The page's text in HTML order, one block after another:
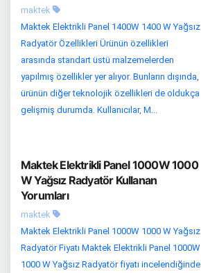
maktek
Maktek Elektrikli Panel 1400W 1400 W Yağsız
Radyatör Özellikleri Ürünün özellikleri
arasında standart üstü malzemelerden
yapılmış özellikler yer alıyor. Bunların dışında,
ürünün diğer teknolojik özellikleri de oldukça
gelişmiş durumda. Kullanıcılar, M...
Maktek Elektrikli Panel 1000W 1000
W Yağsız Radyatör Kullanan
Yorumları
maktek
Maktek Elektrikli Panel 1000W 1000 W Yağsız
Radyatör Fiyatı Maktek Elektrikli Panel 1000W
1000 W Yağsız Radyatör fiyatı incelendiğinde